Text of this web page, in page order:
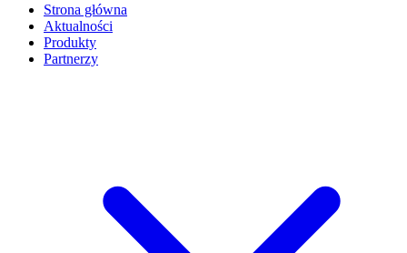
Strona główna
Aktualności
Produkty
Partnerzy